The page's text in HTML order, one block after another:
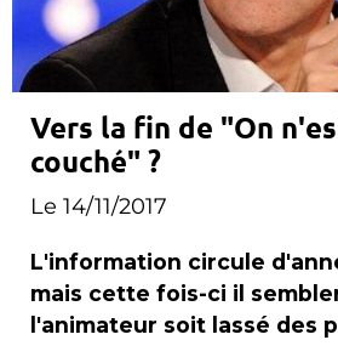
Vers la fin de "On
couché" ?
Le 14/11/2017
L'information circule
mais cette fois-ci il
l'animateur soit lassé des